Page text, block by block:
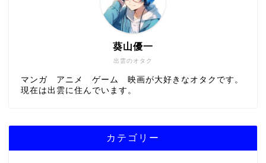
出雲のオタク
葵山優一
マンガ アニメ ゲーム 映画が大好きなオタクです。
現在は出雲に住んでいます。
カテゴリー